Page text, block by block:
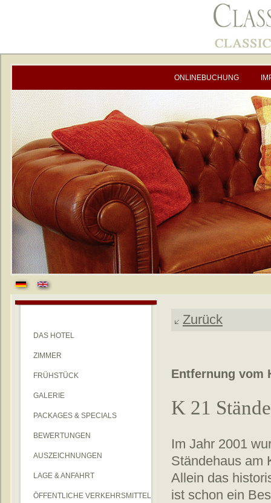
ONLINEBUCHUNG
DAS HOTEL
ZIMMER
FRÜHSTÜCK
GALERIE
PACKAGES & SPECIALS
BEWERTUNGEN
AUSZEICHNUNGEN
LAGE & ANFAHRT
ÖFFENTLICHE VERKEHRSMITTEL
Zurück
Entfernung vom
K 21
Im Jahr 2001
Ständehaus am
Allein das
ist schon ein